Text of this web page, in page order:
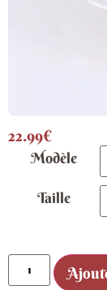
22.99€
Modèle
Taille